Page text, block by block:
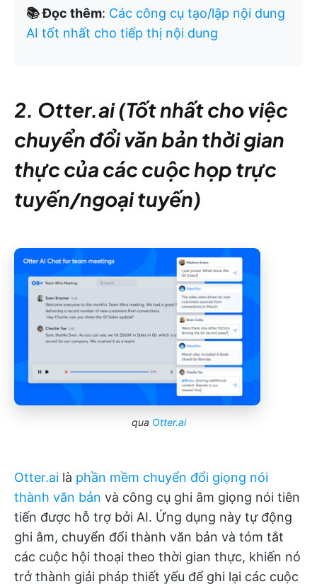
📚 Đọc thêm: Các công cụ tạo/lập nội dung
AI tốt nhất cho tiếp thị nội dung
2. Otter.ai (Tốt nhất cho việc
chuyển đổi văn bản thời gian
thực của các cuộc họp trực
tuyến/ngoại tuyến)
qua Otter.ai
Otter.ai là phần mềm chuyển đổi giọng nói
thành văn bản và công cụ ghi âm giọng nói tiên
tiến được hỗ trợ bởi AI. Ứng dụng này tự động
ghi âm, chuyển đổi thành văn bản và tóm tắt
các cuộc hội thoại theo thời gian thực, khiến nó
trở thành giải pháp thiết yếu để ghi lại các cuộc